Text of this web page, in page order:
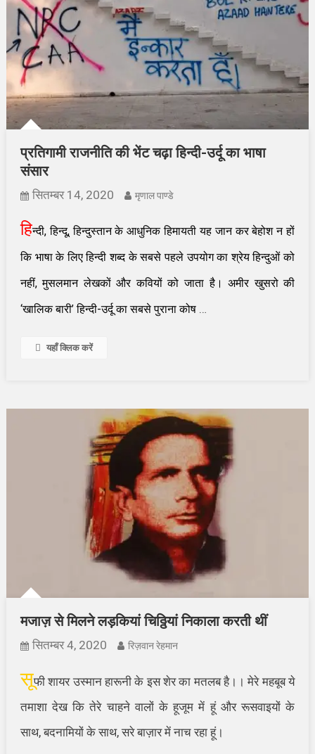
प्रतिगामी राजनीति की भेंट चढ़ा हिन्दी-उर्दू का भाषा
संसार
सितम्बर 14, 2020 मृणाल पाण्डे
हिन्दी, हिन्दू, हिन्दुस्तान के आधुनिक हिमायती यह जान कर बेहोश न हों
कि भाषा के लिए हिन्दी शब्द के सबसे पहले उपयोग का श्रेय हिन्दुओं को
नहीं, मुसलमान लेखकों और कवियों को जाता है। अमीर खुसरो की
‘खालिक बारी’ हिन्दी-उर्दू का सबसे पुराना कोष …
यहाँ क्लिक करें
मजाज़ से मिलने लड़कियां चिठ्ठियां निकाला करती थीं
सितम्बर 4, 2020 रिज़वान रेहमान
सूफी शायर उस्मान हारूनी के इस शेर का मतलब है।। मेरे महबूब ये
तमाशा देख कि तेरे चाहने वालों के हूजूम में हूं और रूसवाइयों के
साथ, बदनामियों के साथ, सरे बाज़ार में नाच रहा हूं।